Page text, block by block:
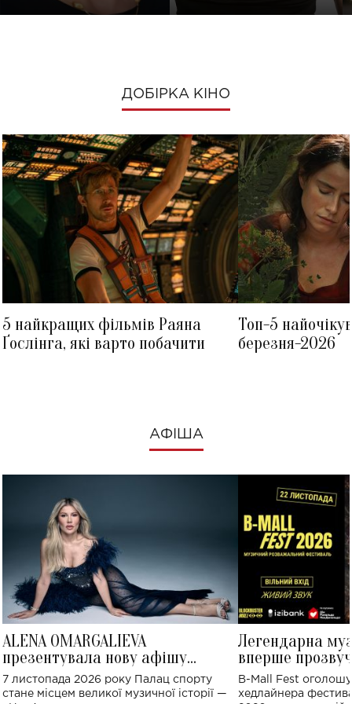
ДОБІРКА КІНО
5 найкращих фільмів Раяна
Ґослінга, які варто побачити
Топ-5
березня-2026
АФІША
ALENA OMARGALIEVA
презентувала нову афішу
великого концерту в Палаці
спорту
7 листопада 2026 року Палац спорту
стане місцем великої музичної історії —
Легендарна
вперше
Україні: де
B-Mall Fest
хедлайнера